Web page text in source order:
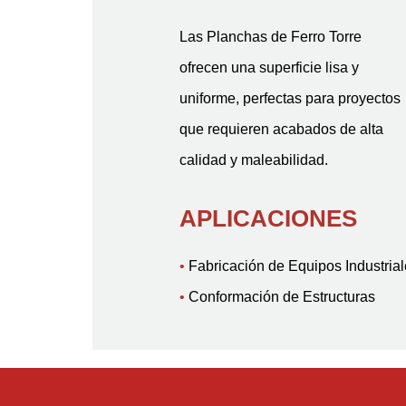
Las Planchas de Ferro Torre
ofrecen una superficie lisa y
uniforme, perfectas para proyectos
que requieren acabados de alta
calidad y maleabilidad.
APLICACIONES
• Fabricación de Equipos
• Conformación de Estructuras